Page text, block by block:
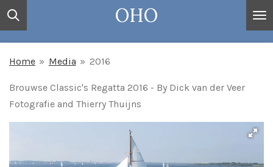
Ga
direct
de
OHO
Home » Media » 2016
Brouwse Classic's Regatta 2016 - By Dick van der Veer
Fotografie and Thierry Thuijns